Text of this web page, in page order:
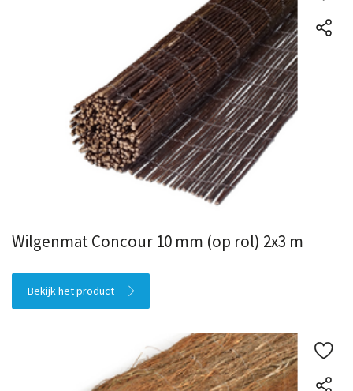
Wilgenmat Concour 10 mm (op rol) 2x3 m
Bekijk het product